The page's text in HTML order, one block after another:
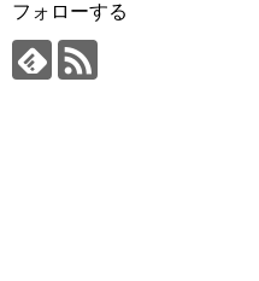
フォローする